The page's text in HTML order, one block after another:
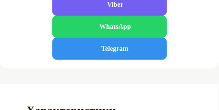
Viber
WhatsApp
Telegram